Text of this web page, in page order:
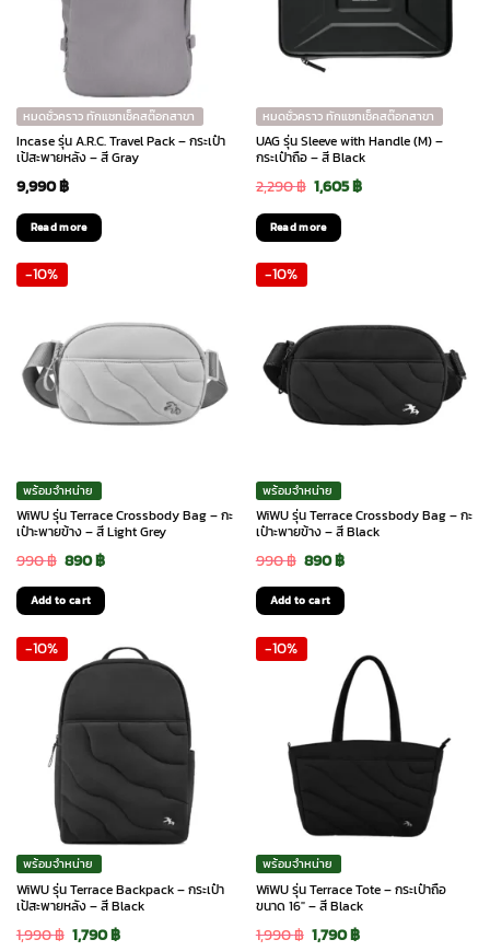
หมดชั่วคราว ทักแชทเช็คสต๊อกสาขา
Incase รุ่น A.R.C. Travel Pack – กระเป๋า
เป้สะพายหลัง – สี Gray
9,990฿
Read more
หมดชั่วคราว ทักแชทเช็คสต๊อกสาขา
UAG รุ่น Sleeve with Handle (M) –
กระเป๋าถือ – สี Black
2,290฿ Original
price
was:
1,605฿Current
Read more
-10%
พร้อมจำหน่าย
WiWU รุ่น Terrace Crossbody Bag – กะ
เป๋าะพายข้าง – สี Light Grey
990฿ Original
price
was:
990 ฿.
890฿Current
price
890 ฿.
Add to cart
-10%
พร้อมจำหน่าย
WiWU รุ่น Terrace Crossbody Bag – กะ
เป๋าะพายข้าง – สี Black
990฿ Original
price
was:
890฿Current
price
890 ฿.
Add to cart
-10%
พร้อมจำหน่าย
WiWU รุ่น Terrace Backpack – กระเป๋า
เป้สะพายหลัง – สี Black
1,990฿ Original
1,790฿Current
-10%
พร้อมจำหน่าย
WiWU รุ่น Terrace Tote – กระเป๋าถือ
ขนาด 16″ – สี Black
1,990฿ Original
1,790฿Current